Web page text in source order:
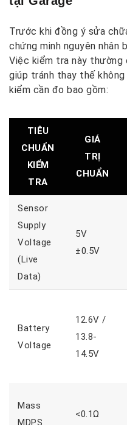
Trước khi đồng ý sửa
chứng minh nguyên
Việc kiểm tra này
giúp tránh thay thế
kiểm cần đo bao gồm:
TIÊU
CHUẨN
KIỂM
TRA
GIÁ
TRỊ
CHUẨN
Sensor
Supply
Voltage
(Live
Data)
5V
±0.5V
Battery
Voltage
12.6V /
13.8-
14.5V
Mass
MDPS
<0.1Ω